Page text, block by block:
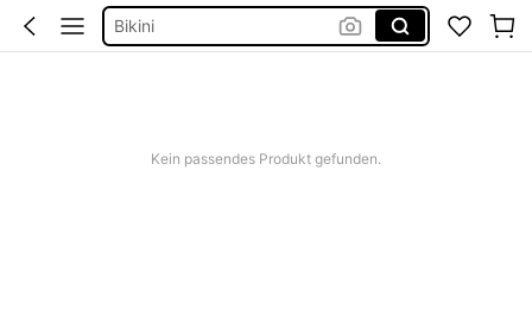
Bikini Set Damen
Kein passendes Produkt gefunden.